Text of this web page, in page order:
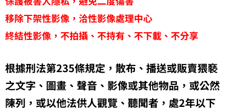
移除下架性影像，洽性影像處理中心
終結性影像，不拍攝、不持有、不下載、不分享
根據刑法第235條規定，散布、播送或販賣猥褻
之文字、圖畫、聲音、影像或其他物品，或公然
陳列，或以他法供人觀覽、聽聞者，處2年以下